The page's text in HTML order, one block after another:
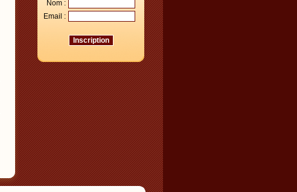
Nom :
Email :